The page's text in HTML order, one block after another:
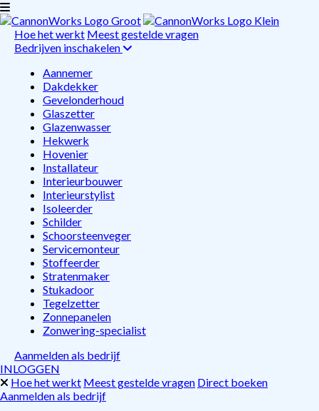
Hoe het werkt Meest gestelde vragen
Bedrijven inschakelen
Aannemer
Dakdekker
Gevelonderhoud
Glaszetter
Glazenwasser
Hekwerk
Hovenier
Installateur
Interieurbouwer
Interieurstylist
Isoleerder
Schilder
Schoorsteenveger
Servicemonteur
Stoffeerder
Stratenmaker
Stukadoor
Tegelzetter
Zonnepanelen
Zonwering-specialist
Aanmelden als bedrijf
INLOGGEN
Hoe het werkt Meest gestelde vragen Direct boeken
Aanmelden als bedrijf